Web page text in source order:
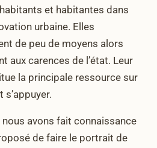
et habitantes dans
urbaine. Elles
de peu de moyens alors
aux carences de l’état. Leur
la principale ressource sur
s’appuyer.
avons fait connaissance
de faire le portrait de